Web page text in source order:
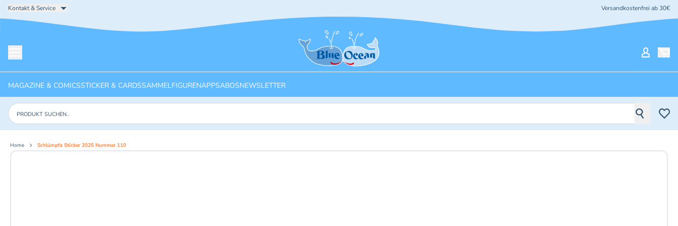
Kontakt & Service Versandkostenfrei ab 30€
Startseite
MAGAZINE & COMICSSTICKER & CARDSSAMMELFIGURENAPPSABOSNEWSLETTER
Produkte suchen
Home Schlümpfe Sticker 2025 Nummer 110